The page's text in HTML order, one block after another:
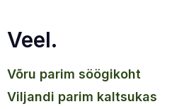
Veel.
võru parim söögikoht
viljandi parim kaltsukas